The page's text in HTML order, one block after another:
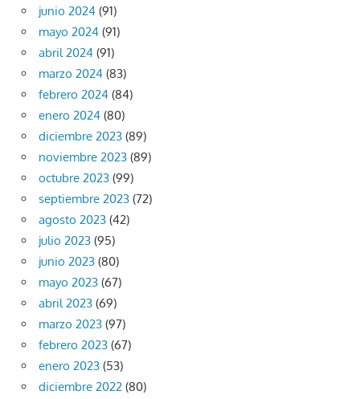
junio 2024 (91)
mayo 2024 (91)
abril 2024 (91)
marzo 2024 (83)
febrero 2024 (84)
enero 2024 (80)
diciembre 2023 (89)
noviembre 2023 (89)
octubre 2023 (99)
septiembre 2023 (72)
agosto 2023 (42)
julio 2023 (95)
junio 2023 (80)
mayo 2023 (67)
abril 2023 (69)
marzo 2023 (97)
febrero 2023 (67)
enero 2023 (53)
diciembre 2022 (80)